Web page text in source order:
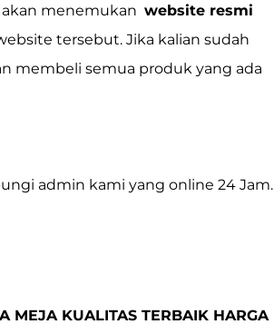
menemukan website resmi
tersebut. Jika kalian sudah
membeli semua produk yang ada
admin kami yang online 24 Jam.
MEJA KUALITAS TERBAIK HARGA